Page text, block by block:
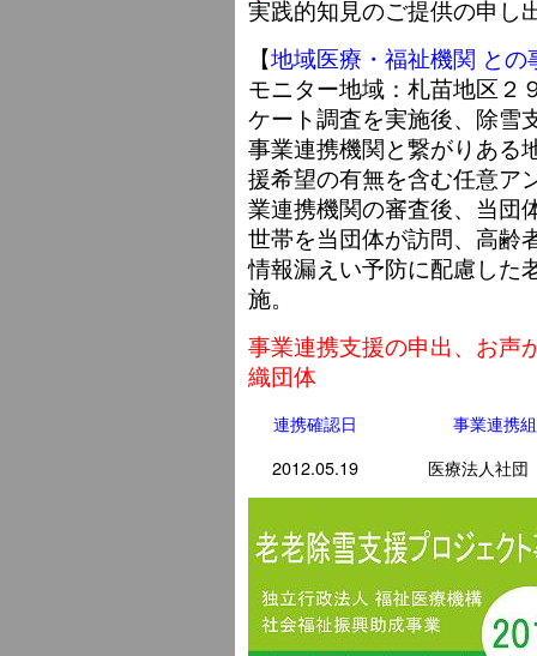
実践的知見のご提供の申し
【地域医療・福祉機関 と
モニター地域：札苗地区
ケート調査を実施後、除雪
事業連携機関と繋がりある
援希望の有無を含む任意ア
業連携機関の審査後、当団
世帯を当団体が訪問、高齢
情報漏えい予防に配慮した
施。
事業連携支援の申出、お声
織団体
連携確認日
事業連携
2012.05.19
医療法人社